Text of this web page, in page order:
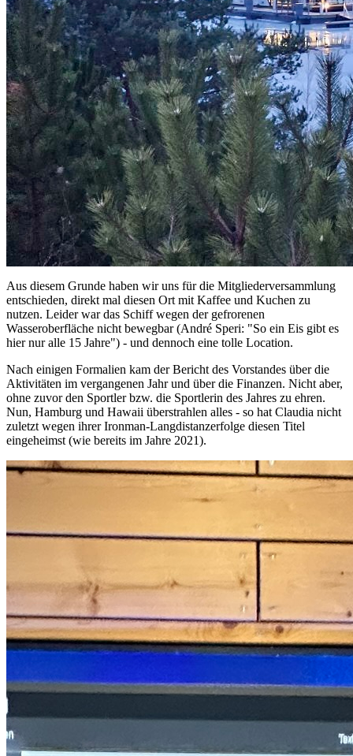
Aus diesem Grunde haben wir uns für die Mitgliederversammlung
entschieden, direkt mal diesen Ort mit Kaffee und Kuchen zu
nutzen. Leider war das Schiff wegen der gefrorenen
Wasseroberfläche nicht bewegbar (André Speri: "So ein Eis gibt es
hier nur alle 15 Jahre") - und dennoch eine tolle Location.
Nach einigen Formalien kam der Bericht des Vorstandes über die
Aktivitäten im vergangenen Jahr und über die Finanzen. Nicht aber,
ohne zuvor den Sportler bzw. die Sportlerin des Jahres zu ehren.
Nun, Hamburg und Hawaii überstrahlen alles - so hat Claudia nicht
zuletzt wegen ihrer Ironman-Langdistanzerfolge diesen Titel
eingeheimst (wie bereits im Jahre 2021).